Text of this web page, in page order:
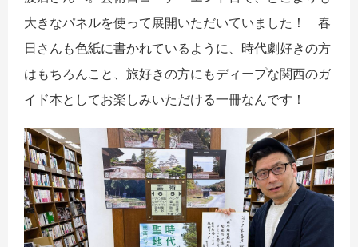
大きなパネルを使って展開いただいていました！ 春
日さんも色紙に書かれているように、時代劇好きの方
はもちろんこと、旅好きの方にもディープな関西のガ
イド本としてお楽しみいただける一冊なんです！